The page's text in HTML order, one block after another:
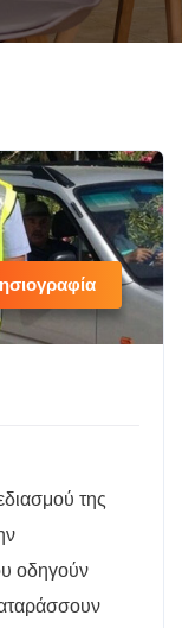
της
οδηγούν